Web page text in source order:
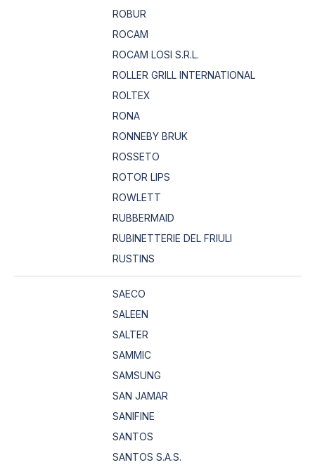
ROBUR
ROCAM
ROCAM LOSI S.R.L.
ROLLER GRILL INTERNATIONAL
ROLTEX
RONA
RONNEBY BRUK
ROSSETO
ROTOR LIPS
ROWLETT
RUBBERMAID
RUBINETTERIE DEL FRIULI
RUSTINS
SAECO
SALEEN
SALTER
SAMMIC
SAMSUNG
SAN JAMAR
SANIFINE
SANTOS
SANTOS S.A.S.